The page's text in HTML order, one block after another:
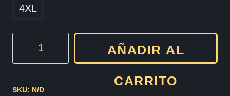
4XL
AÑADIR AL
CARRITO
SKU: N/D